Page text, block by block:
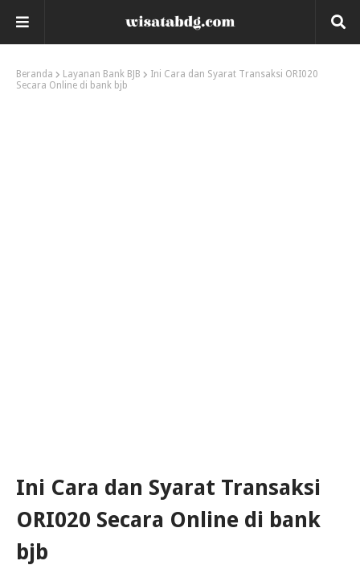
Beranda Layanan Bank BJB
Ini Cara dan Syarat Transaksi ORI020
Secara Online di bank bjb
Ini Cara dan Syarat Transaksi
ORI020 Secara Online di bank
bjb